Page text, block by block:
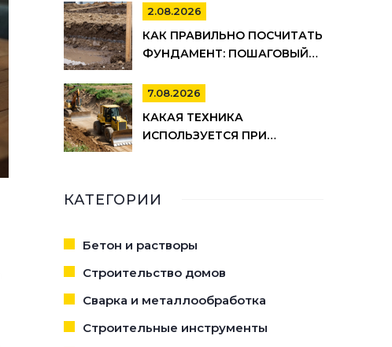
МОЖНО СЭКОНОМИТЬ
2.08.2026
КАК ПРАВИЛЬНО ПОСЧИТАТЬ
ФУНДАМЕНТ: ПОШАГОВЫЙ
АРМАТУРЫ И ОПАЛУБКИ
7.08.2026
КАКАЯ ТЕХНИКА
ИСПОЛЬЗУЕТСЯ ПРИ
КАТЕГОРИИ
Бетон и растворы
Строительство домов
Сварка и металлообработка
Строительные инструменты